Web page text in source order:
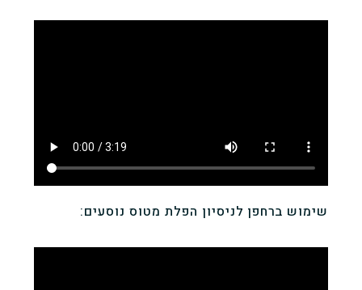
שימוש ברחפן לניסיון הפלת מטוס נוסעים: